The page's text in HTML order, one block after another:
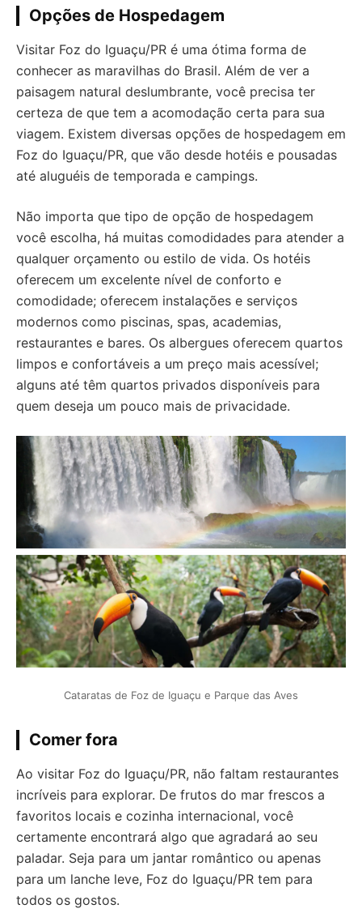
Opções de Hospedagem
Visitar Foz do Iguaçu/PR é uma ótima forma de
conhecer as maravilhas do Brasil. Além de ver a
paisagem natural deslumbrante, você precisa ter
certeza de que tem a acomodação certa para sua
viagem. Existem diversas opções de hospedagem em
Foz do Iguaçu/PR, que vão desde hotéis e pousadas
até aluguéis de temporada e campings.
Não importa que tipo de opção de hospedagem
você escolha, há muitas comodidades para atender a
qualquer orçamento ou estilo de vida. Os hotéis
oferecem um excelente nível de conforto e
comodidade; oferecem instalações e serviços
modernos como piscinas, spas, academias,
restaurantes e bares. Os albergues oferecem quartos
limpos e confortáveis a um preço mais acessível;
alguns até têm quartos privados disponíveis para
quem deseja um pouco mais de privacidade.
Cataratas de Foz de Iguaçu e Parque das Aves
Comer fora
Ao visitar Foz do Iguaçu/PR, não faltam restaurantes
incríveis para explorar. De frutos do mar frescos a
favoritos locais e cozinha internacional, você
certamente encontrará algo que agradará ao seu
paladar. Seja para um jantar romântico ou apenas
para um lanche leve, Foz do Iguaçu/PR tem para
todos os gostos.